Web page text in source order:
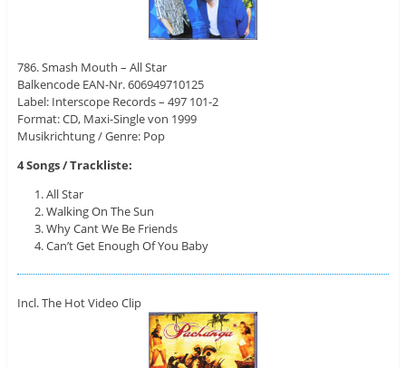
786. Smash Mouth – All Star
Balkencode EAN-Nr. 606949710125
Label: Interscope Records ‎– 497 101-2
Format: CD, Maxi-Single von 1999
Musikrichtung / Genre: Pop
4 Songs / Trackliste:
All Star
Walking On The Sun
Why Cant We Be Friends
Can’t Get Enough Of You Baby
Incl. The Hot Video Clip